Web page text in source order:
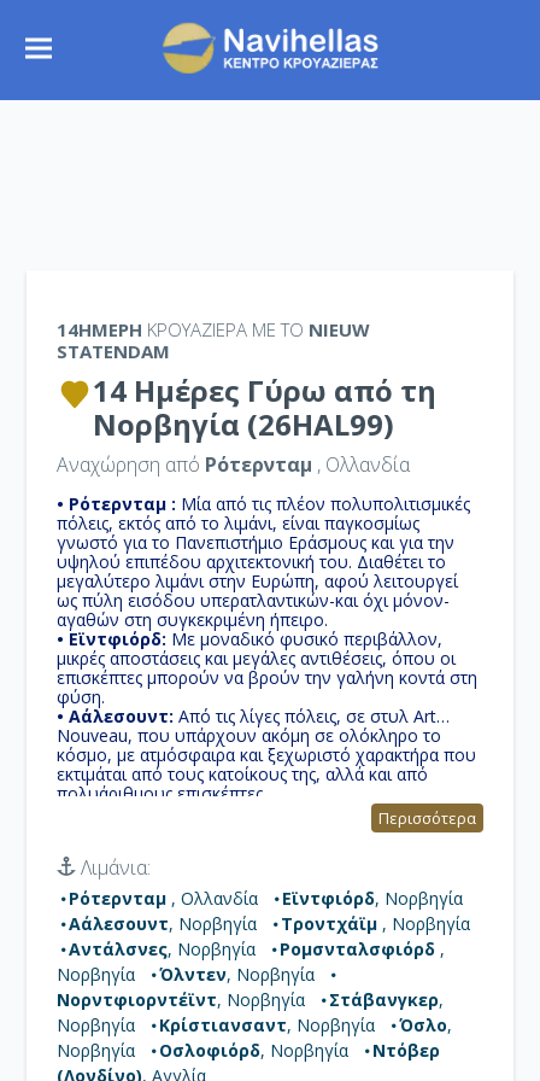
14ΉΜΕΡΗ ΚΡΟΥΑΖΙΕΡΑ ΜΕ ΤΟ NIEUW
STATENDAM
14 Ημέρες Γύρω από τη
Νορβηγία (26HAL99)
Αναχώρηση από Ρότερνταμ , Ολλανδία
• Ρότερνταμ : Μία από τις πλέον πολυπολιτισμικές
πόλεις, εκτός από το λιμάνι, είναι παγκοσμίως
γνωστό για το Πανεπιστήμιο Εράσμους και για την
υψηλού επιπέδου αρχιτεκτονική του. Διαθέτει το
μεγαλύτερο λιμάνι στην Ευρώπη, αφού λειτουργεί
ως πύλη εισόδου υπερατλαντικών-και όχι μόνον-
αγαθών στη συγκεκριμένη ήπειρο.
• Εϊντφιόρδ: Με μοναδικό φυσικό περιβάλλον,
μικρές αποστάσεις και μεγάλες αντιθέσεις, όπου οι
επισκέπτες μπορούν να βρούν την γαλήνη κοντά στη
φύση.
• Αάλεσουντ: Aπό τις λίγες πόλεις, σε στυλ Art
Nouveau, που υπάρχουν ακόμη σε ολόκληρο το
κόσμο, με ατμόσφαιρα και ξεχωριστό χαρακτήρα που
εκτιμάται από τους κατοίκους της, αλλά και από
πολυάριθμους επισκέπτες.
Είναι νορβηγικό κέντρο της
εκπαίδευσης, της τεχνικής και της ιατρικής έρευνας με
γνωστά εκπαιδευτικά ιδρύματα όπως το Νορβηγικό
Πανεπιστήμιο Επιστημών και Τεχνολογίας.
• Αντάλσνες:
Εδώ το καλοκαίρι ο ήλιος δεν δύει
ποτέ και το χειμώνα όλο το εικοσιτετράωρο επικρατεί
σκοτάδι.
• Ρομσνταλσφιόρδ :To Romansdalsfjord ή
Romansdals Fjord είναι το ένατο σε μήκος φιορδ στη
Νορβηγία. Έχει μήκος 88 χλμ και βρίσκεται στην
περιοχή Romsdal της κομητροίας Μοre Gor
Romstal.Διασκίζει δε του τέσσερεις δήμους, Molde,
Alesund, Vestnes και Rauma.
• Όλντεν:
Χωριό και αστική περιοχή του Δήμου
Περισσότερα
Λιμάνια:
Ρότερνταμ , Ολλανδία Εϊντφιόρδ, Νορβηγία
Αάλεσουντ, Νορβηγία Τροντχάϊμ , Νορβηγία
Αντάλσνες, Νορβηγία Ρομσνταλσφιόρδ ,
Νορβηγία
Όλντεν, Νορβηγία
Νορντφιορντέϊντ, Νορβηγία Στάβανγκερ,
Νορβηγία
Κρίστιανσαντ, Νορβηγία Όσλο,
Νορβηγία
Οσλοφιόρδ, Νορβηγία
Ντόβερ
(Λονδίνο), Αγγλία